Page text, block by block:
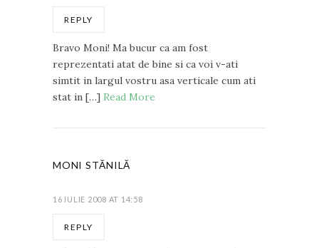
REPLY
Bravo Moni! Ma bucur ca am fost
reprezentati atat de bine si ca voi v-ati
simtit in largul vostru asa verticale cum ati
stat in […] Read More
MONI STĂNILĂ
16 IULIE 2008 AT 14:58
REPLY